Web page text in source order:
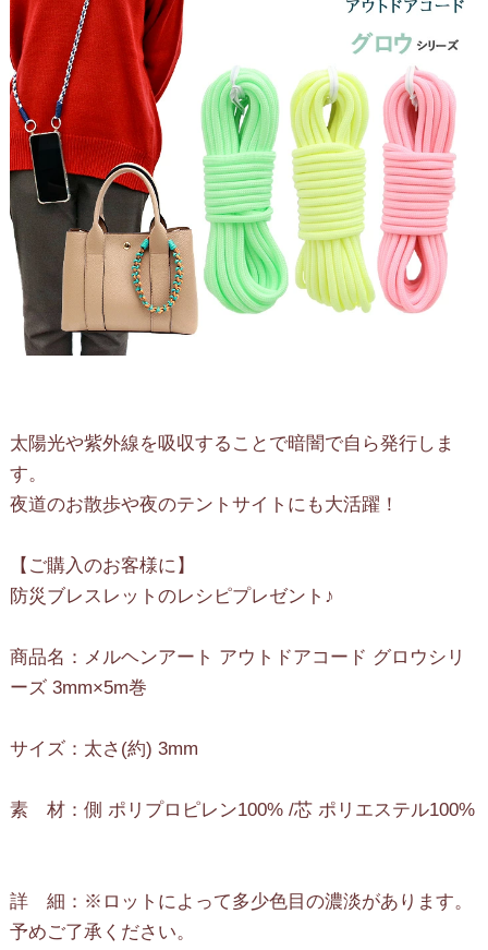
太陽光や紫外線を吸収することで暗闇で自ら発行しま
す。
夜道のお散歩や夜のテントサイトにも大活躍！
【ご購入のお客様に】
防災ブレスレットのレシピプレゼント♪
商品名：メルヘンアート アウトドアコード グロウシリ
ーズ 3mm×5m巻
サイズ：太さ(約) 3mm
素 材：側 ポリプロピレン100% /芯 ポリエステル100%
詳 細：※ロットによって多少色目の濃淡があります。
予めご了承ください。